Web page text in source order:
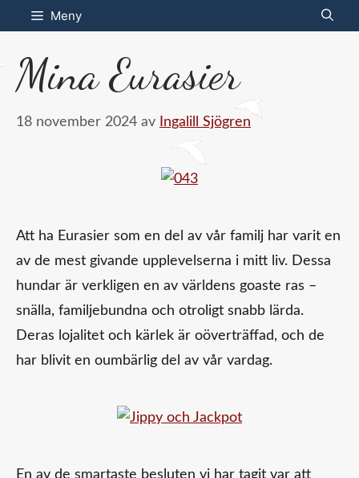
Hoppa
till
innehåll
Meny
Mina Eurasier
18 november 2024 av Ingalill Sjögren
Att ha Eurasier som en del av vår familj har varit en
av de mest givande upplevelserna i mitt liv. Dessa
hundar är verkligen en av världens goaste ras –
snälla, familjebundna och otroligt snabb lärda.
Deras lojalitet och kärlek är oöverträffad, och de
har blivit en oumbärlig del av vår vardag.
En av de smartaste besluten vi har tagit var att